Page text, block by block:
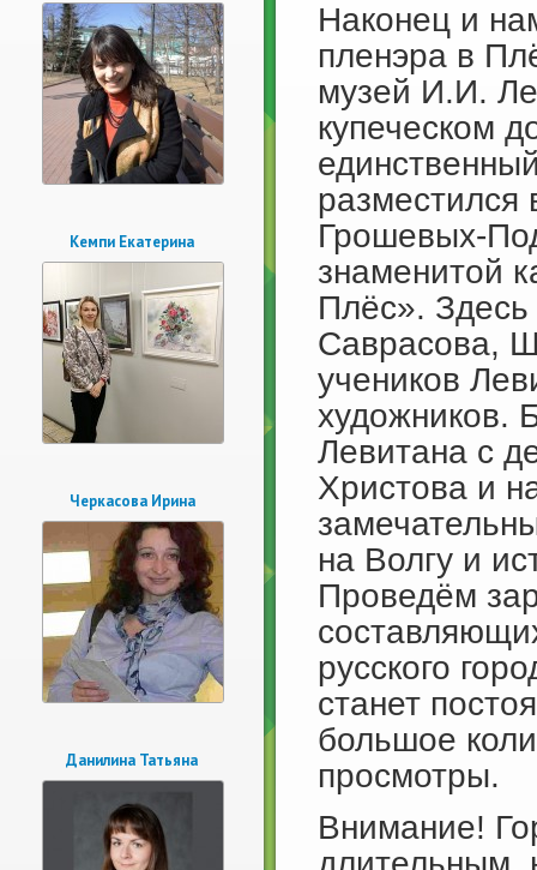
Кемпи Екатерина
Черкасова Ирина
Данилина Татьяна
Наконец и
пленэра в
музей И.И.
купеческом
разместился
Грошевых-
знаменитой
Плёс». Здесь
Саврасова,
учеников
художников.
Левитана с
Христова и
на Волгу и
Проведём
русского
станет
большое
просмотры.
Внимание!